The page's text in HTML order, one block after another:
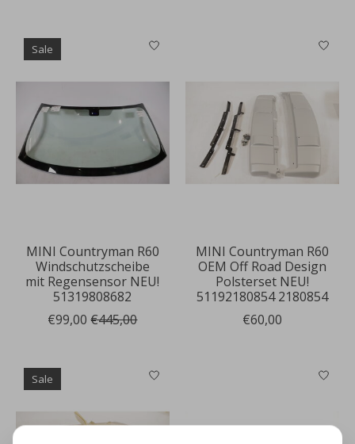
Sale
MINI Countryman R60
Windschutzscheibe
mit Regensensor NEU!
51319808682
€99,00 €445,00
MINI Countryman R60
OEM Off Road Design
Polsterset NEU!
51192180854 2180854
€60,00
Sale